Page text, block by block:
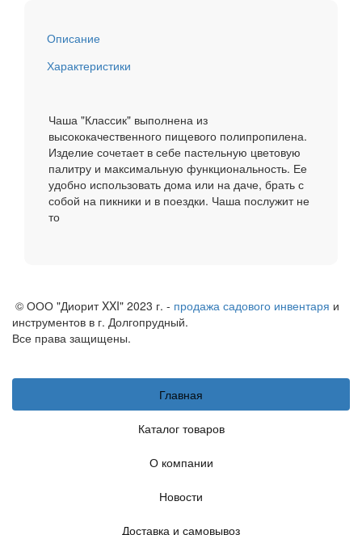
Описание
Характеристики
Чаша "Классик" выполнена из
высококачественного пищевого полипропилена.
Изделие сочетает в себе пастельную цветовую
палитру и максимальную функциональность. Ее
удобно использовать дома или на даче, брать с
собой на пикники и в поездки. Чаша послужит не
то
© ООО "Диорит XXI" 2023 г. - продажа садового инвентаря и
инструментов в г. Долгопрудный.
Все права защищены.
Главная
Каталог товаров
О компании
Новости
Доставка и самовывоз